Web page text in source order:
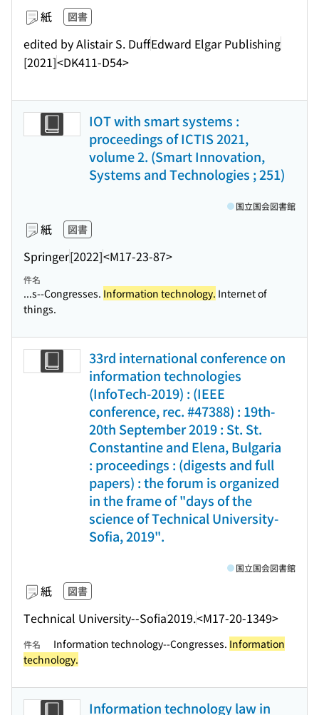
紙 図書
edited by Alistair S. DuffEdward Elgar Publishing
[2021]<DK411-D54>
IOT with smart systems :
proceedings of ICTIS 2021,
volume 2. (Smart Innovation,
Systems and Technologies ; 251)
紙 図書
Springer[2022]<M17-23-87>
国立国会図書館
件名
...s--Congresses. Information technology. Internet of
things.
33rd international conference on
information technologies
(InfoTech-2019) : (IEEE
conference, rec. #47388) : 19th-
20th September 2019 : St. St.
Constantine and Elena, Bulgaria
: proceedings : (digests and full
papers) : the forum is organized
in the frame of "days of the
science of Technical University-
Sofia, 2019".
紙 図書
Technical University--Sofia2019.<M17-20-1349>
国立国会図書館
件名 Information technology--Congresses. Information
technology.
Information technology law in